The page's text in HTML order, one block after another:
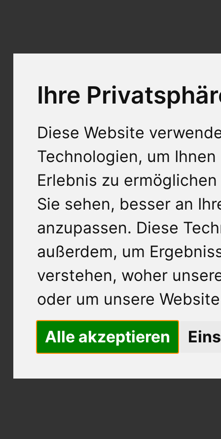
Ihre
Diese Website
Technologien, um
Erlebnis zu
Sie sehen, besser an
anzupassen. Diese
außerdem, um
verstehen, woher
oder um unsere
Alle akzeptieren